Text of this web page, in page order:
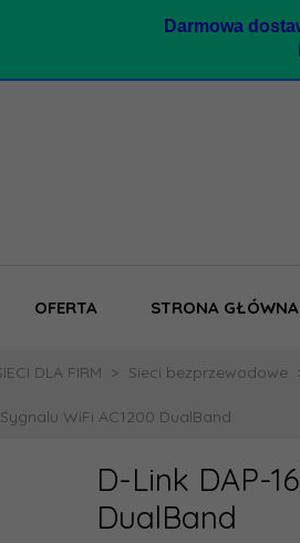
Darmowa
OFERTA STRONA GŁÓWNA
DLA FIRM Sieci bezprzewodowe
WiFi AC1200 DualBand
D-Link DAP-
DualBand